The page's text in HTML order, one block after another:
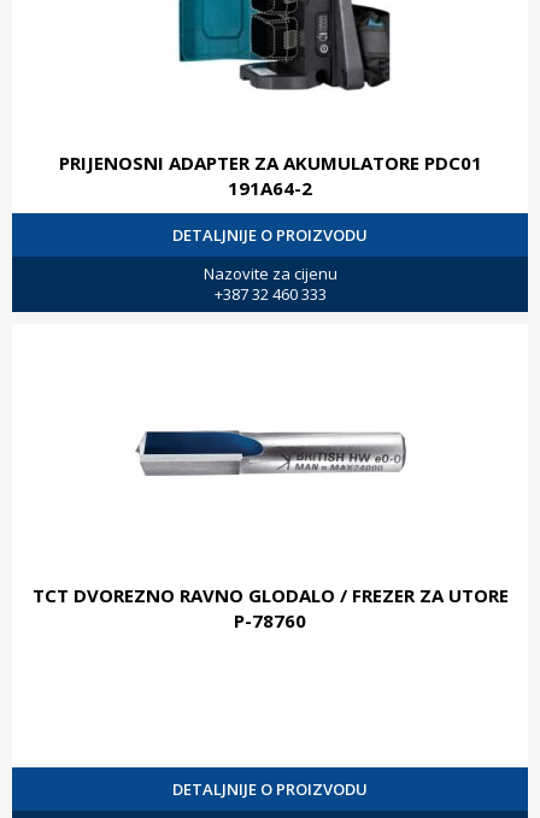
PRIJENOSNI ADAPTER ZA AKUMULATORE PDC01
191A64-2
DETALJNIJE O PROIZVODU
Nazovite za cijenu
+387 32 460 333
TCT DVOREZNO RAVNO GLODALO / FREZER ZA UTORE
P-78760
DETALJNIJE O PROIZVODU